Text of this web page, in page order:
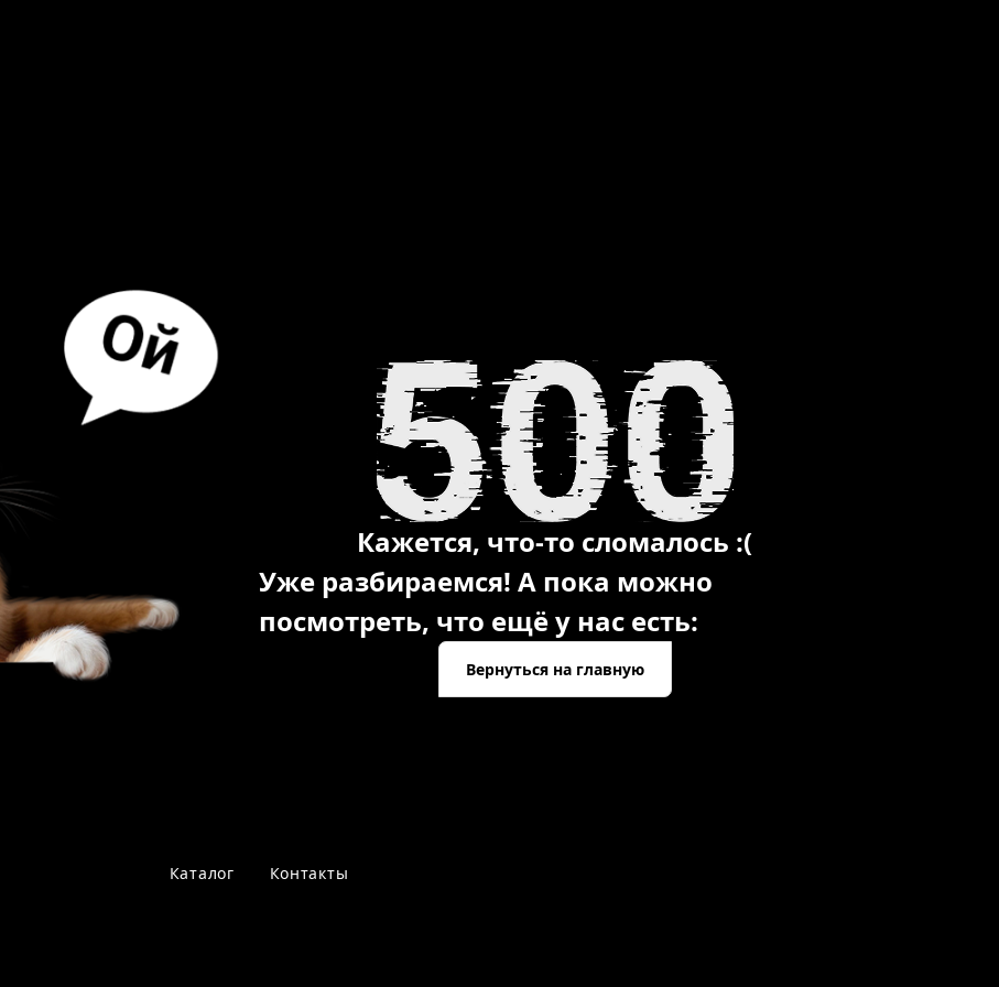
Кажется, что-то сломалось :(
Уже разбираемся! А пока можно
посмотреть, что ещё у нас есть:
Вернуться на главную
Каталог Контакты